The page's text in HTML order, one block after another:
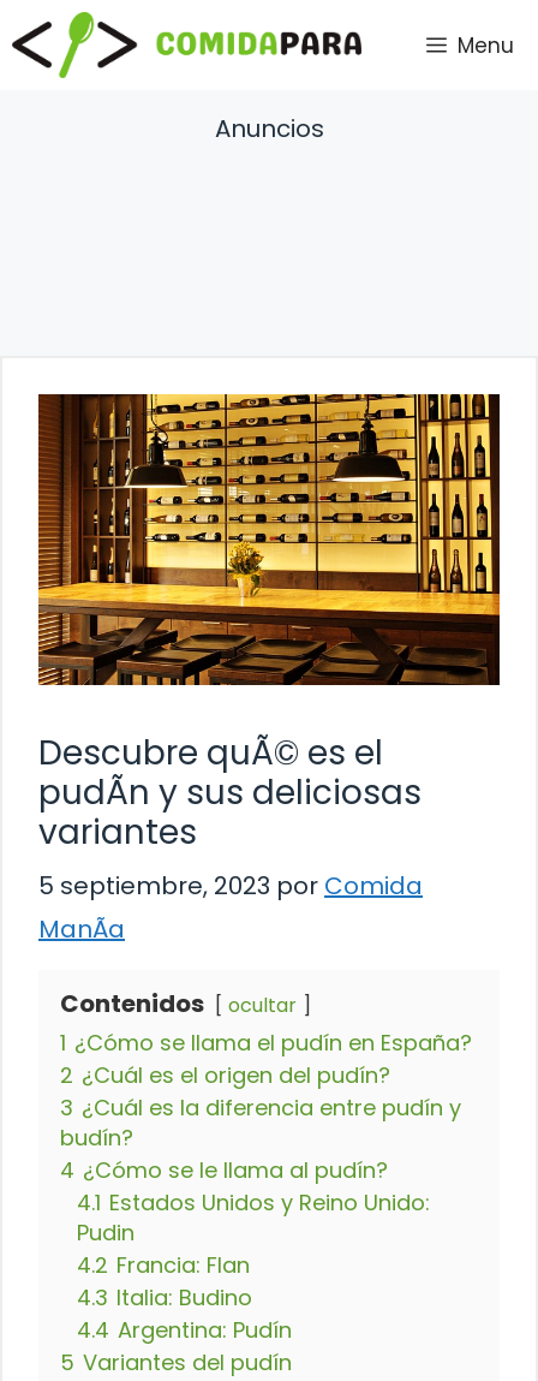
Saltar
al
contenido
Menu
Anuncios
Descubre quÃ© es el
pudÃ­n y sus deliciosas
variantes
5 septiembre, 2023 por Comida
ManÃ­a
Contenidos ocultar
1 ¿Cómo se llama el pudín en España?
2 ¿Cuál es el origen del pudín?
3 ¿Cuál es la diferencia entre pudín y
budín?
4 ¿Cómo se le llama al pudín?
4.1 Estados Unidos y Reino Unido:
Pudin
4.2 Francia: Flan
4.3 Italia: Budino
4.4 Argentina: Pudín
5 Variantes del pudín